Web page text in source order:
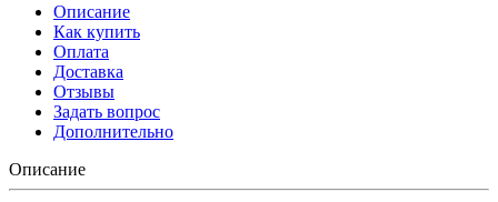
Описание
Как купить
Оплата
Доставка
Отзывы
Задать вопрос
Дополнительно
Описание